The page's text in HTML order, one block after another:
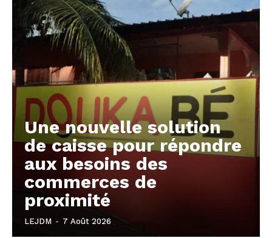
Une nouvelle solution
de caisse pour répondre
aux besoins des
commerces de
proximité
LEJDM - 7 Août 2026